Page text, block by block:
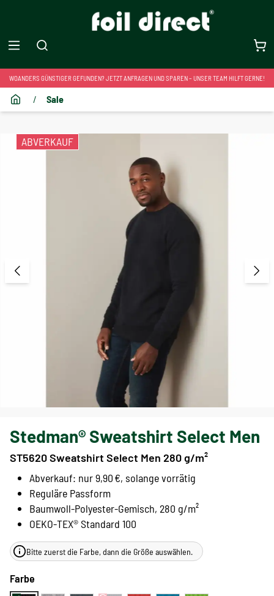
WOANDERS GÜNSTIGER GEFUNDEN? JETZT ANFRAGEN UND SPAREN – UNSER TEAM HILFT GERNE!
/ Sale
ABVERKAUF
Stedman® Sweatshirt Select Men
ST5620 Sweatshirt Select Men 280 g/m²
Abverkauf: nur 9,90 €, solange vorrätig
Reguläre Passform
Baumwoll-Polyester-Gemisch, 280 g/m²
OEKO-TEX® Standard 100
Bitte zuerst die Farbe, dann die Größe auswählen.
Farbe